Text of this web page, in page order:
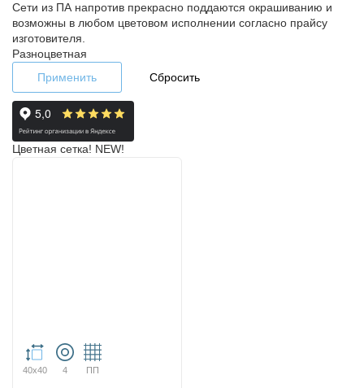
Сети из ПА напротив прекрасно поддаются окрашиванию и
возможны в любом цветовом исполнении согласно прайсу
изготовителя.
Разноцветная
Применить
Сбросить
Цветная сетка! NEW!
40х40 4 ПП